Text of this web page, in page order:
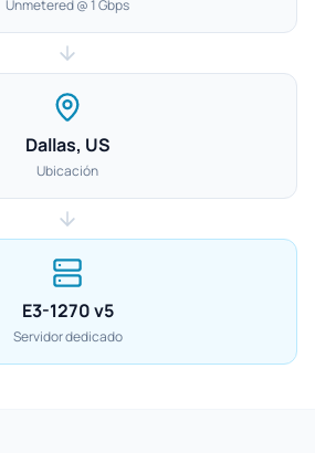
Unmetered @ 1 Gbps
Dallas, US
Ubicación
E3-1270 v5
Servidor dedicado